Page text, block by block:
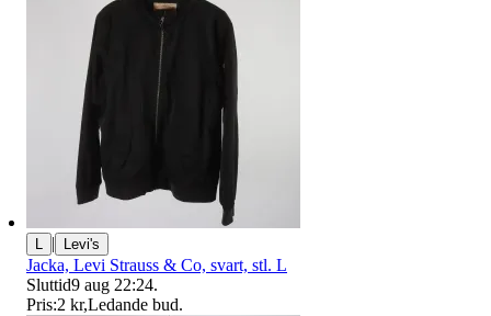
L | Levi's
Jacka, Levi Strauss & Co, svart, stl. L
Sluttid9 aug 22:24.
Pris:2 kr,Ledande bud.